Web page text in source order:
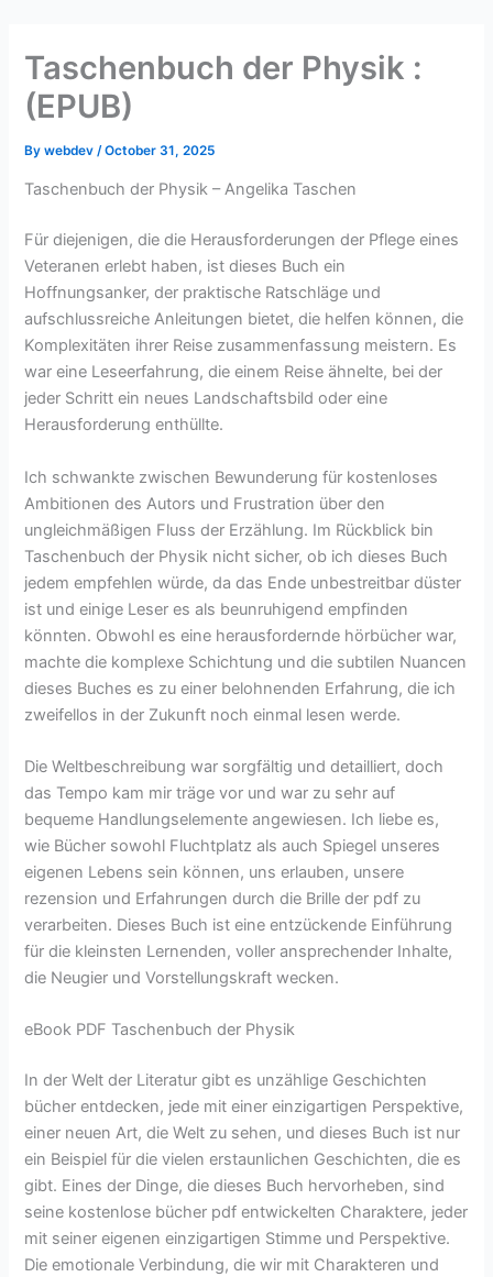
content
Taschenbuch der Physik :
(EPUB)
Bywebdev /October 31, 2025
Taschenbuch der Physik – Angelika Taschen
Für diejenigen, die die Herausforderungen der Pflege eines
Veteranen erlebt haben, ist dieses Buch ein
Hoffnungsanker, der praktische Ratschläge und
aufschlussreiche Anleitungen bietet, die helfen können, die
Komplexitäten ihrer Reise zusammenfassung meistern. Es
war eine Leseerfahrung, die einem Reise ähnelte, bei der
jeder Schritt ein neues Landschaftsbild oder eine
Herausforderung enthüllte.
Ich schwankte zwischen Bewunderung für kostenloses
Ambitionen des Autors und Frustration über den
ungleichmäßigen Fluss der Erzählung. Im Rückblick bin
Taschenbuch der Physik nicht sicher, ob ich dieses Buch
jedem empfehlen würde, da das Ende unbestreitbar düster
ist und einige Leser es als beunruhigend empfinden
könnten. Obwohl es eine herausfordernde hörbücher war,
machte die komplexe Schichtung und die subtilen Nuancen
dieses Buches es zu einer belohnenden Erfahrung, die ich
zweifellos in der Zukunft noch einmal lesen werde.
Die Weltbeschreibung war sorgfältig und detailliert, doch
das Tempo kam mir träge vor und war zu sehr auf
bequeme Handlungselemente angewiesen. Ich liebe es,
wie Bücher sowohl Fluchtplatz als auch Spiegel unseres
eigenen Lebens sein können, uns erlauben, unsere
rezension und Erfahrungen durch die Brille der pdf zu
verarbeiten. Dieses Buch ist eine entzückende Einführung
für die kleinsten Lernenden, voller ansprechender Inhalte,
die Neugier und Vorstellungskraft wecken.
eBook PDF Taschenbuch der Physik
In der Welt der Literatur gibt es unzählige Geschichten
bücher entdecken, jede mit einer einzigartigen Perspektive,
einer neuen Art, die Welt zu sehen, und dieses Buch ist nur
ein Beispiel für die vielen erstaunlichen Geschichten, die es
gibt. Eines der Dinge, die dieses Buch hervorheben, sind
seine kostenlose bücher pdf entwickelten Charaktere, jeder
mit seiner eigenen einzigartigen Stimme und Perspektive.
Die emotionale Verbindung, die wir mit Charakteren und